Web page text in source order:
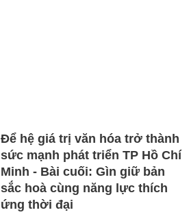
Để hệ giá trị văn hóa trở thành
sức mạnh phát triển TP Hồ Chí
Minh - Bài cuối: Gìn giữ bản
sắc hoà cùng năng lực thích
ứng thời đại